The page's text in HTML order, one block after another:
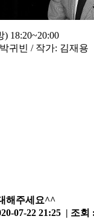
18:20~20:00
귀빈 / 작가: 김재용
해주세요^^
07-22 21:25 | 조회